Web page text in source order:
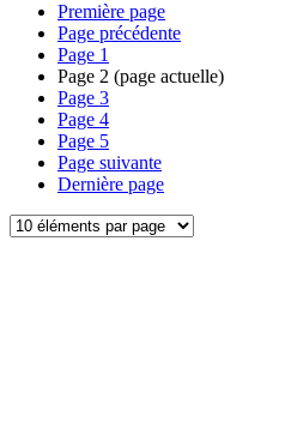
Première page
Page précédente
Page 1
Page 2 (page actuelle)
Page 3
Page 4
Page 5
Page suivante
Dernière page